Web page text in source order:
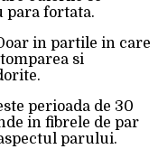
para fortata.
in partile in care
si
perioada de 30
in fibrele de par
parului.